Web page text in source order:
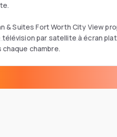
& Suites Fort Worth City View
par satellite à écran
chambre.
La Quinta Inn possède
événements sociaux.
est servi tous les